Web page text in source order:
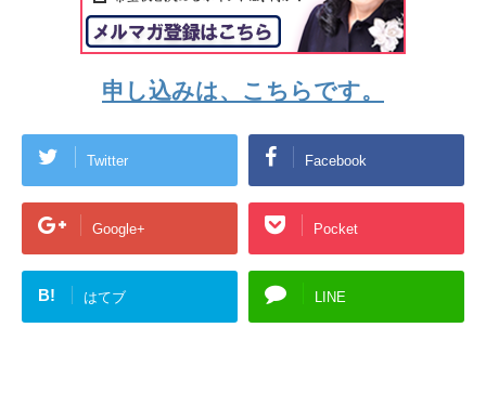
申し込みは、こちらです。
Twitter Facebook
Google+ Pocket
B! はてブ LINE